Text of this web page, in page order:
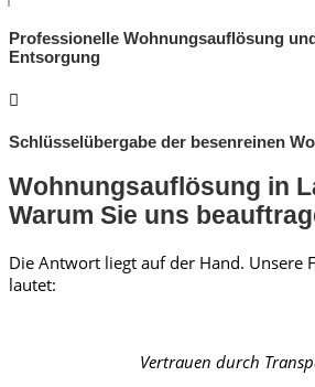
Professionelle Wohnungsauflösung
Entsorgung
Schlüsselübergabe der besenreinen
Wohnungsauflösung in
Warum Sie uns
Die Antwort liegt auf der Hand. Unsere
lautet:
Vertrauen durch